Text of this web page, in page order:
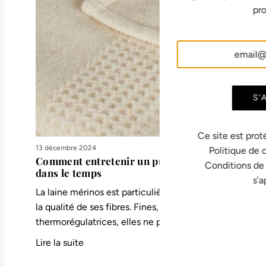
13 décembre 2024
Comment entretenir un pull en laine et le faire
dans le temps
La laine mérinos est particulièrement appréciée pour
la qualité de ses fibres. Fines, douces et naturellement
thermorégulatrices, elles ne piquent pas...
Lire la suite
Ce site est
Politique de
Conditions